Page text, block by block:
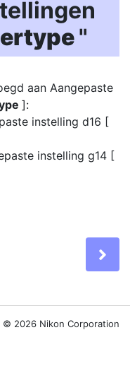
"
aan Aangepaste
]:
instelling d16 [
instelling g14 [
© 2026 Nikon Corporation